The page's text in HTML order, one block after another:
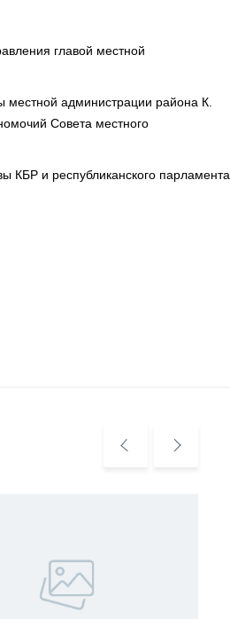
главой местной
администрации района К.
Совета местного
КБР и республиканского парламента,